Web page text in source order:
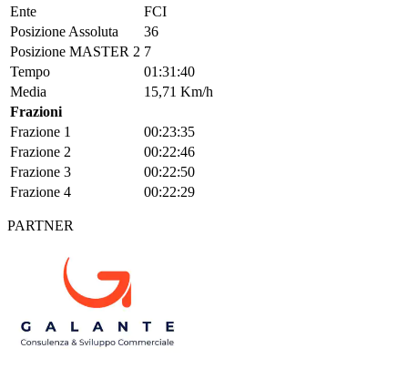
Ente
FCI
Posizione Assoluta
36
Posizione MASTER 2 7
Tempo
01:31:40
Media
15,71 Km/h
Frazioni
Frazione 1
00:23:35
Frazione 2
00:22:46
Frazione 3
00:22:50
Frazione 4
00:22:29
PARTNER